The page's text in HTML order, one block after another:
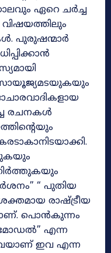
ഏറെ ചർച്ച
വിഷയത്തിലും
പുരുഷന്മാർ
സായൂജ്യമടയുകയും
രചനകൾ
“ പുതിയ
രാഷ്ട്രീയ
പൊൻകുന്നം
മോഡൽ” എന്ന
ഇവ എന്ന